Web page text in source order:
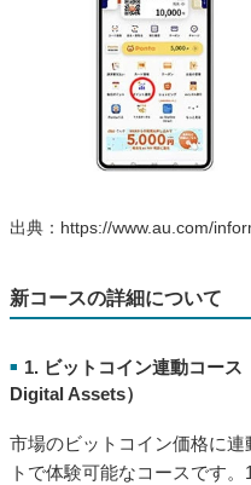
出典：https://www.au.com/
新コースの詳細について
■ 1. ビットコイン連動コー
Digital Assets）
市場のビットコイン価格に
トで体験可能なコースです